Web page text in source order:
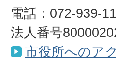
電話：072-939-
法人番号
市役所へのア